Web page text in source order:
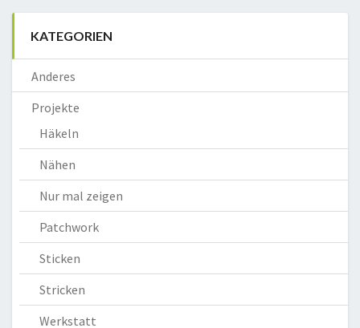
KATEGORIEN
Anderes
Projekte
Häkeln
Nähen
Nur mal zeigen
Patchwork
Sticken
Stricken
Werkstatt